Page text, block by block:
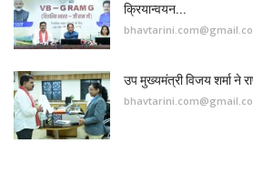
क्रियान्वयन...
उप मुख्यमंत्री विजय शर्मा ने